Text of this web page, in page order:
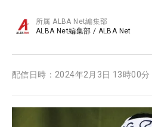
所属ALBA Net編集部
ALBA Net編集部 / ALBA Net
配信日時： 2024年2月3日 13時00分